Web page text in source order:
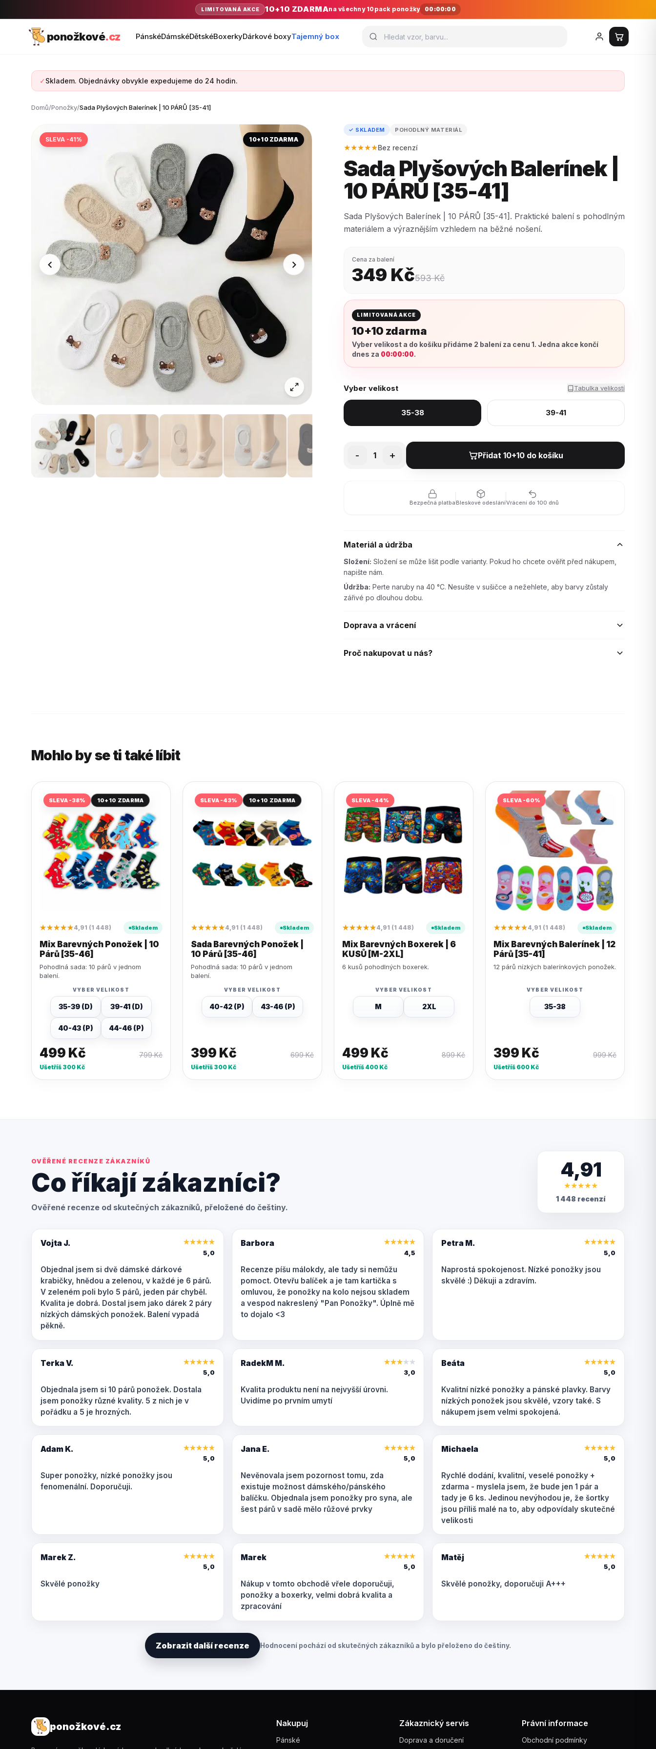
LIMITOVANÁ AKCE 10+10 ZDARMAna všechny 10pack ponožky 00:00:00
ponožkové.cz PánskéDámskéDětskéBoxerkyDárkové boxyTajemný box
✓ Skladem. Objednávky obvykle expedujeme do 24 hodin.
Domů/Ponožky/Sada Plyšových Balerínek | 10 PÁRŮ [35-41]
SLEVA -41% 10+10 ZDARMA
✓ SKLADEM POHODLNÝ MATERIÁL
★★★★★Bez recenzí
Sada Plyšových Balerínek |
10 PÁRŮ [35-41]
Sada Plyšových Balerínek | 10 PÁRŮ [35-41]. Praktické balení s pohodlným
materiálem a výraznějším vzhledem na běžné nošení.
Cena za balení
349 Kč593Kč
LIMITOVANÁ AKCE
10+10 zdarma
Vyber velikost a do košíku přidáme 2 balení za cenu 1. Jedna akce končí
dnes za 00:00:00.
Vyber velikost Tabulka velikostí
35-38 39-41
- 1 + Přidat 10+10 do košíku
Bezpečná platbaBleskové odesláníVrácení do 100 dnů
Materiál a údržba
Složení: Složení se může lišit podle varianty. Pokud ho chcete ověřit před nákupem,
napište nám.
Údržba: Perte naruby na 40 °C. Nesušte v sušičce a nežehlete, aby barvy zůstaly
zářivé po dlouhou dobu.
Doprava a vrácení
Proč nakupovat u nás?
Mohlo by se ti také líbit
SLEVA -38% 10+10 ZDARMA
★★★★★4,91 (1 448) Skladem
Mix Barevných Ponožek | 10
Párů [35-46]
Pohodlná sada: 10 párů v jednom
balení.
VYBER VELIKOST
35-39 (D) 39-41 (D)
40-43 (P) 44-46 (P)
499 Kč 799Kč
Ušetříš 300 Kč
SLEVA -43% 10+10 ZDARMA
★★★★★4,91 (1 448) Skladem
Sada Barevných Ponožek |
10 Párů [35-46]
Pohodlná sada: 10 párů v jednom
balení.
VYBER VELIKOST
40-42 (P) 43-46 (P)
399 Kč 699Kč
Ušetříš 300 Kč
SLEVA -44%
★★★★★4,91 (1 448) Skladem
Mix Barevných Boxerek | 6
KUSŮ [M-2XL]
6 kusů pohodlných boxerek.
VYBER VELIKOST
M 2XL
499 Kč 899Kč
Ušetříš 400 Kč
SLEVA -60%
★★★★★4,91 (1 448) Skladem
Mix Barevných Balerínek | 12
Párů [35-41]
12 párů nízkých balerínkových ponožek.
VYBER VELIKOST
35-38
399 Kč 999Kč
Ušetříš 600 Kč
ponožkové.cz Nakupuj
Pánské
Zákaznický servis
Doprava a doručení
Právní informace
Obchodní podmínky
OVĚŘENÉ RECENZE ZÁKAZNÍKŮ
Co říkají zákazníci?
Ověřené recenze od skutečných zákazníků, přeložené do češtiny.
4,91
★★★★★
1 448 recenzí
Vojta J. ★★★★★
5,0
Objednal jsem si dvě dámské dárkové
krabičky, hnědou a zelenou, v každé je 6 párů.
V zeleném poli bylo 5 párů, jeden pár chyběl.
Kvalita je dobrá. Dostal jsem jako dárek 2 páry
nízkých dámských ponožek. Balení vypadá
pěkně.
Barbora ★★★★★
4,5
Recenze píšu málokdy, ale tady si nemůžu
pomoct. Otevřu balíček a je tam kartička s
omluvou, že ponožky na kolo nejsou skladem
a vespod nakreslený "Pan Ponožky". Úplně mě
to dojalo <3
Petra M. ★★★★★
5,0
Naprostá spokojenost. Nízké ponožky jsou
skvělé :) Děkuji a zdravím.
Terka V. ★★★★★
5,0
Objednala jsem si 10 párů ponožek. Dostala
jsem ponožky různé kvality. 5 z nich je v
pořádku a 5 je hrozných.
RadekM M. ★★★★★
3,0
Kvalita produktu není na nejvyšší úrovni.
Uvidíme po prvním umytí
Beáta ★★★★★
5,0
Kvalitní nízké ponožky a pánské plavky. Barvy
nízkých ponožek jsou skvělé, vzory také. S
nákupem jsem velmi spokojená.
Adam K. ★★★★★
5,0
Super ponožky, nízké ponožky jsou
fenomenální. Doporučuji.
Jana E. ★★★★★
5,0
Nevěnovala jsem pozornost tomu, zda
existuje možnost dámského/pánského
balíčku. Objednala jsem ponožky pro syna, ale
šest párů v sadě mělo růžové prvky
Michaela ★★★★★
5,0
Rychlé dodání, kvalitní, veselé ponožky +
zdarma - myslela jsem, že bude jen 1 pár a
tady je 6 ks. Jedinou nevýhodou je, že šortky
jsou příliš malé na to, aby odpovídaly skutečné
velikosti
Marek Z. ★★★★★
5,0
Skvělé ponožky
Marek ★★★★★
5,0
Nákup v tomto obchodě vřele doporučuji,
ponožky a boxerky, velmi dobrá kvalita a
zpracování
Matěj ★★★★★
5,0
Skvělé ponožky, doporučuji A+++
Zobrazit další recenze Hodnocení pochází od skutečných zákazníků a bylo přeloženo do češtiny.